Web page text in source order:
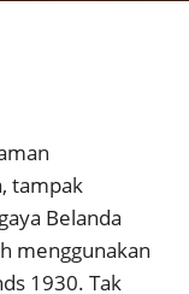
tampak
Belanda
menggunakan
1930. Tak